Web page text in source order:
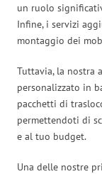
un ruolo
Infine, i servizi
montaggio dei
Tuttavia, la nostra
personalizzato in
pacchetti di
permettendoti di
e al tuo budget.
Una delle nostre